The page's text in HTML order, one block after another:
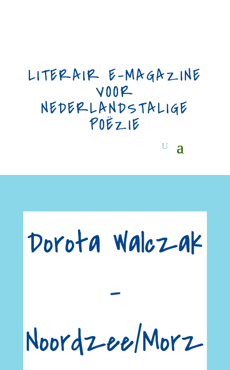
LITERAIR E-MAGAZINE
VOOR
NEDERLANDSTALIGE
POËZIE
Dorota Walczak
–
Noordzee/Morz